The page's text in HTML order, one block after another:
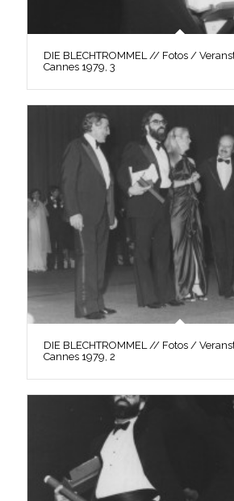
DIE BLECHTROMMEL // Fotos /
Cannes 1979, 3
DIE BLECHTROMMEL // Fotos /
Cannes 1979, 2